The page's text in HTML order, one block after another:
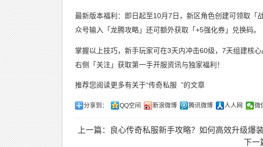
最新版本福利：即日起至10月7日，新区角色创建可领取
众号输入「龙腾攻略」还可额外获取「+5强化券」兑换码。
掌握以上技巧，新手玩家可在3天内冲击60级，7天组建核
右侧「关注」获取第一手开服资讯与独家福利！
推荐您阅读更多有关于“传奇私服 ”的文章
分享到： QQ空间 新浪微博 腾讯微博 人人网 微
上一篇：良心传奇私服新手攻略？如何高效升级爆
下一